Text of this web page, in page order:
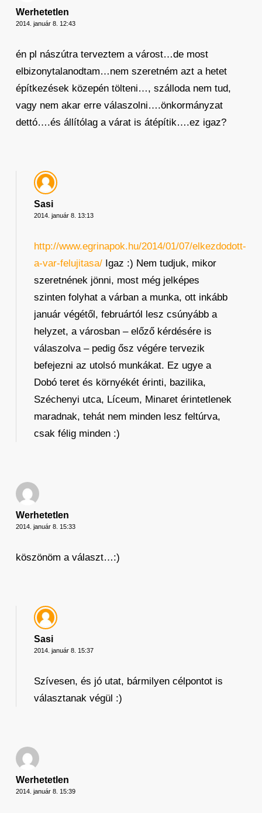
Werhetetlen
2014. január 8. 12:43
én pl nászútra terveztem a várost…de most
elbizonytalanodtam…nem szeretném azt a hetet
építkezések közepén tölteni…, szálloda nem tud,
vagy nem akar erre válaszolni….önkormányzat
dettó….és állítólag a várat is átépítik….ez igaz?
Sasi
2014. január 8. 13:13
http://www.egrinapok.hu/2014/01/07/elkezdodott-
a-var-felujitasa/Igaz :) Nem tudjuk, mikor
szeretnének jönni, most még jelképes
szinten folyhat a várban a munka, ott inkább
január végétől, februártól lesz csúnyább a
helyzet, a városban – előző kérdésére is
válaszolva – pedig ősz végére tervezik
befejezni az utolsó munkákat. Ez ugye a
Dobó teret és környékét érinti, bazilika,
Széchenyi utca, Líceum, Minaret érintetlenek
maradnak, tehát nem minden lesz feltúrva,
csak félig minden :)
Werhetetlen
2014. január 8. 15:33
köszönöm a választ…:)
Sasi
2014. január 8. 15:37
Szívesen, és jó utat, bármilyen célpontot is
választanak végül :)
Werhetetlen
2014. január 8. 15:39